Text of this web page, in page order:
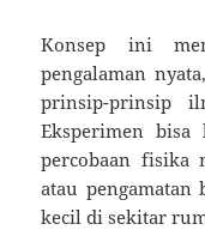
Konsep ini
pengalaman
prinsip-prinsip
Eksperimen bisa
percobaan fisika
atau pengamatan
kecil di sekitar